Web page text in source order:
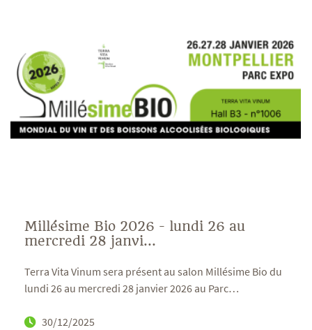
Millésime Bio 2026 - lundi 26 au
mercredi 28 janvi...
Terra Vita Vinum sera présent au salon Millésime Bio du
lundi 26 au mercredi 28 janvier 2026 au Parc…
30/12/2025